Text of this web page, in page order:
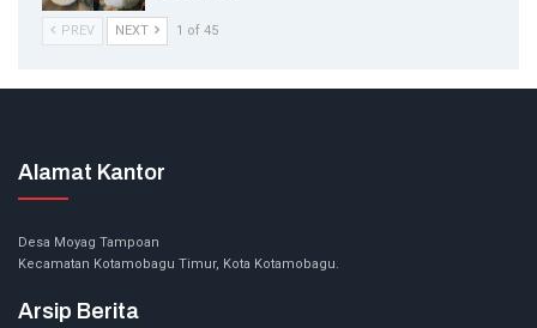
PREV NEXT 1 of 45
Alamat Kantor
Desa Moyag Tampoan
Kecamatan Kotamobagu Timur, Kota Kotamobagu.
Arsip Berita